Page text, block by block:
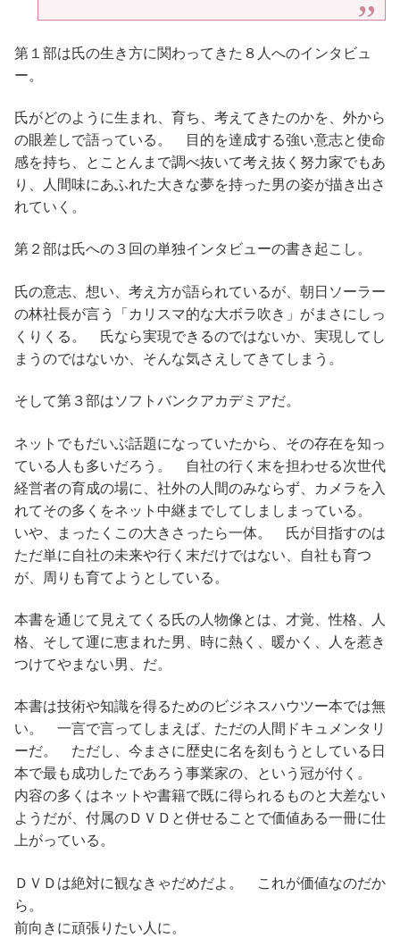
第１部は氏の生き方に関わってきた８人へのインタビュ
ー。
氏がどのように生まれ、育ち、考えてきたのかを、外から
の眼差しで語っている。 目的を達成する強い意志と使命
感を持ち、とことんまで調べ抜いて考え抜く努力家でもあ
り、人間味にあふれた大きな夢を持った男の姿が描き出さ
れていく。
第２部は氏への３回の単独インタビューの書き起こし。
氏の意志、想い、考え方が語られているが、朝日ソーラー
の林社長が言う「カリスマ的な大ボラ吹き」がまさにしっ
くりくる。 氏なら実現できるのではないか、実現してし
まうのではないか、そんな気さえしてきてしまう。
そして第３部はソフトバンクアカデミアだ。
ネットでもだいぶ話題になっていたから、その存在を知っ
ている人も多いだろう。 自社の行く末を担わせる次世代
経営者の育成の場に、社外の人間のみならず、カメラを入
れてその多くをネット中継までしてしましまっている。
いや、まったくこの大きさったら一体。 氏が目指すのは
ただ単に自社の未来や行く末だけではない、自社も育つ
が、周りも育てようとしている。
本書を通じて見えてくる氏の人物像とは、才覚、性格、人
格、そして運に恵まれた男、時に熱く、暖かく、人を惹き
つけてやまない男、だ。
本書は技術や知識を得るためのビジネスハウツー本では無
い。 一言で言ってしまえば、ただの人間ドキュメンタリ
ーだ。 ただし、今まさに歴史に名を刻もうとしている日
本で最も成功したであろう事業家の、という冠が付く。
内容の多くはネットや書籍で既に得られるものと大差ない
ようだが、付属のＤＶＤと併せることで価値ある一冊に仕
上がっている。
ＤＶＤは絶対に観なきゃだめだよ。 これが価値なのだか
ら。
前向きに頑張りたい人に。